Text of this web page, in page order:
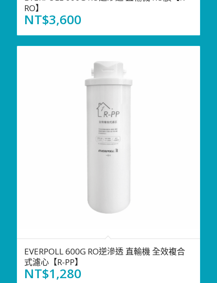
RO】
NT$3,600
EVERPOLL 600G RO逆滲透 直輸機 全效複合
式濾心【R-PP】
NT$1,280